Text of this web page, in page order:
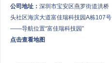
公司地址： 深圳市宝安区燕罗街道洪桥
头社区海滨大道富佳瑞科技园A栋107号
——导航位置“富佳瑞科技园”
点击查看地图